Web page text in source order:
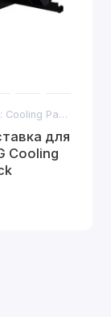
Код товара: Cooling Pad 2E-CPG-004 Black
для
Cooling